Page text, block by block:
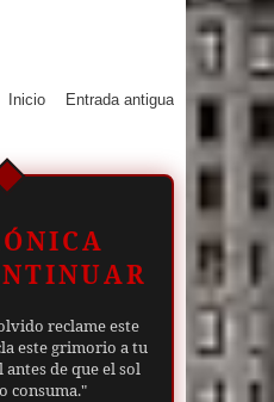
Entrada antigua
Inicio
reclame este
este grimorio a tu
de que el sol
consuma."